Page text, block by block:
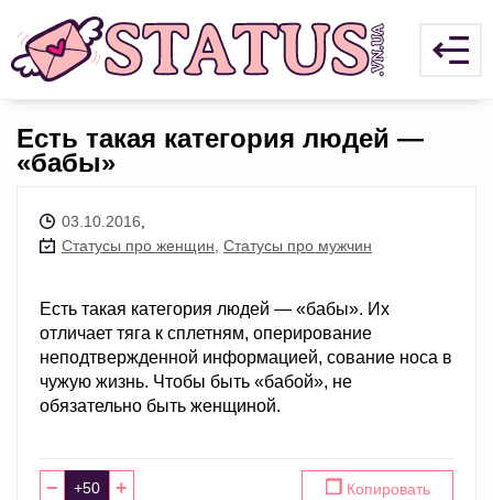
Есть тaкая категория людей —
«бабы»
03.10.2016
Статусы про женщин Статусы про мужчин
Есть тaкая категория людей — «бабы». Их
отличает тяга к сплетням, оперирование
неподтвержденной информацией, сование носа в
чужую жизнь. Чтобы быть «бабой», не
обязательно быть женщиной.
− + ❐ Копировать